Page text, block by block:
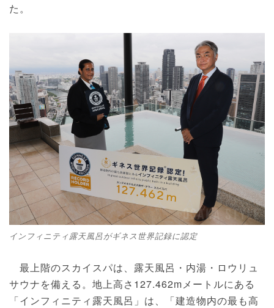
た。
インフィニティ露天風呂がギネス世界記録に認定
最上階のスカイスパは、露天風呂・内湯・ロウリュ
サウナを備える。地上高さ127.462mメートルにある
「インフィニティ露天風呂」は、「建造物内の最も高